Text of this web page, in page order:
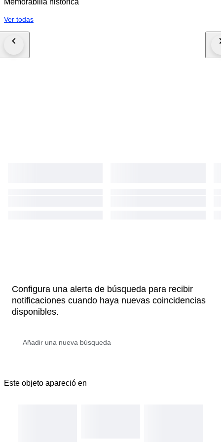
Memorabilia histórica
Ver todas
Configura una alerta de búsqueda para recibir
notificaciones cuando haya nuevas coincidencias
disponibles.
Este objeto apareció en